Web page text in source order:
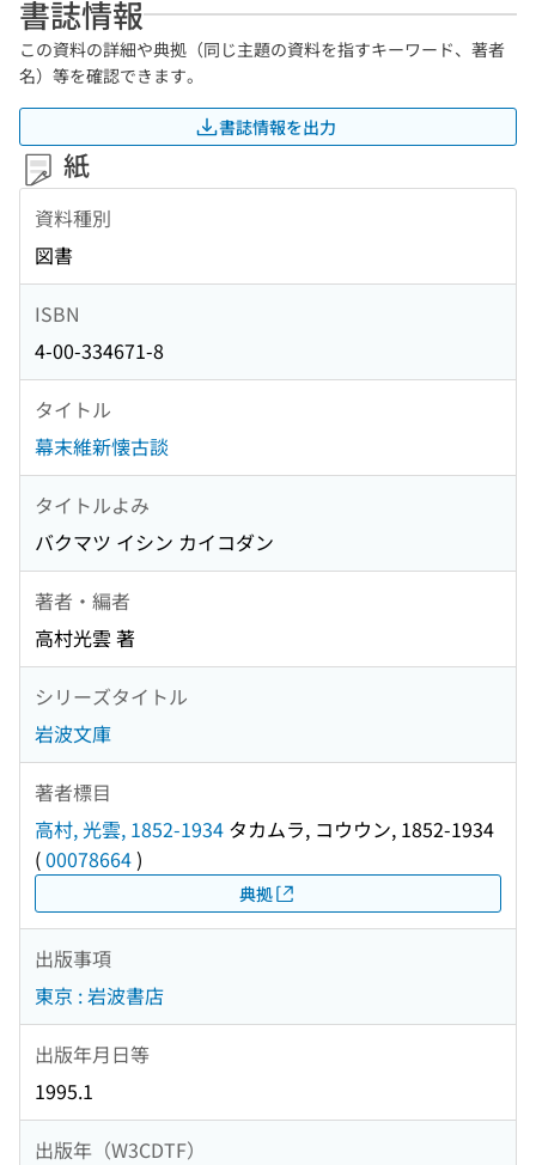
書誌情報
この資料の詳細や典拠（同じ主題の資料を指すキーワード、著者
名）等を確認できます。
書誌情報を出力
紙
資料種別
図書
ISBN
4-00-334671-8
タイトル
幕末維新懐古談
タイトルよみ
バクマツ イシン カイコダン
著者・編者
高村光雲 著
シリーズタイトル
岩波文庫
著者標目
高村, 光雲, 1852-1934 タカムラ, コウウン, 1852-1934
(00078664)
典拠
出版事項
東京 : 岩波書店
出版年月日等
1995.1
出版年（W3CDTF）